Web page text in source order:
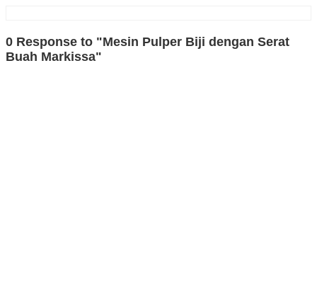
0 Response to "Mesin Pulper Biji dengan Serat
Buah Markissa"